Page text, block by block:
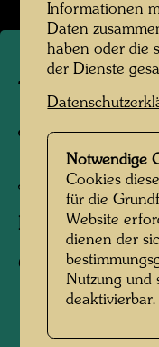
Japan
Japan, 1961
Fotograf:
Copyright:
Informationen
Daten
haben oder die
der Dienste
Notwendige
Cookies
für die
Website
dienen der
Nutzung und
deaktivierbar.